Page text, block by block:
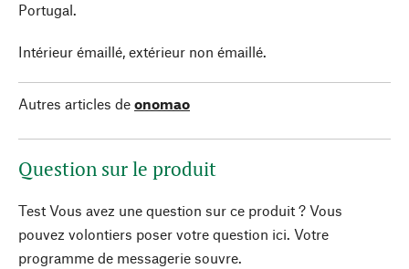
Portugal.
Intérieur émaillé, extérieur non émaillé.
Autres articles de onomao
Question sur le produit
Test Vous avez une question sur ce produit ? Vous
pouvez volontiers poser votre question ici. Votre
programme de messagerie souvre.